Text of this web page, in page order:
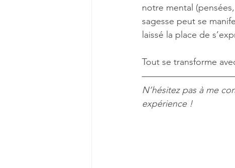
notre mental
sagesse peut se
laissé la place de
Tout se transforme
N’hésitez pas à me
expérience !